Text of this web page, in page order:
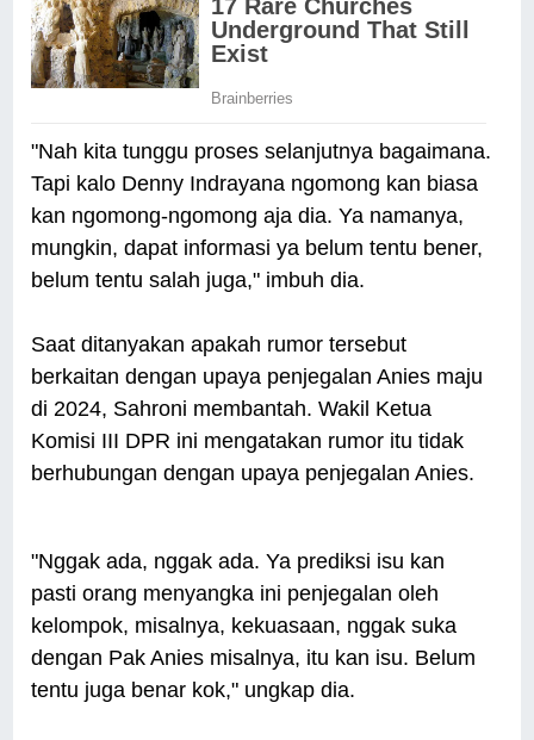
"Nah kita tunggu proses selanjutnya bagaimana.
Tapi kalo Denny Indrayana ngomong kan biasa
kan ngomong-ngomong aja dia. Ya namanya,
mungkin, dapat informasi ya belum tentu bener,
belum tentu salah juga," imbuh dia.
Saat ditanyakan apakah rumor tersebut
berkaitan dengan upaya penjegalan Anies maju
di 2024, Sahroni membantah. Wakil Ketua
Komisi III DPR ini mengatakan rumor itu tidak
berhubungan dengan upaya penjegalan Anies.
"Nggak ada, nggak ada. Ya prediksi isu kan
pasti orang menyangka ini penjegalan oleh
kelompok, misalnya, kekuasaan, nggak suka
dengan Pak Anies misalnya, itu kan isu. Belum
tentu juga benar kok," ungkap dia.